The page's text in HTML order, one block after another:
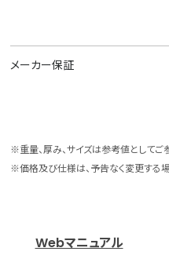
メーカー保証
※重量、厚み、サイズは参考値としてご
※価格及び仕様は、予告なく変更する場
Webマニュアル